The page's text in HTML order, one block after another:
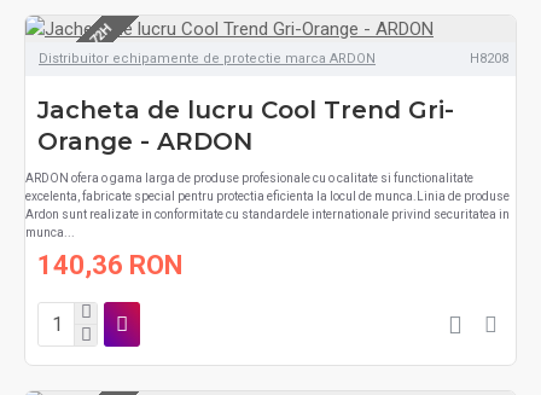
LIVRARE 48-72H
Distribuitor echipamente de protectie marca ARDON H8208
Jacheta de lucru Cool Trend Gri-
Orange - ARDON
ARDON ofera o gama larga de produse profesionale cu o calitate si functionalitate
excelenta, fabricate special pentru protectia eficienta la locul de munca.Linia de produse
Ardon sunt realizate in conformitate cu standardele internationale privind securitatea in
munca...
140,36 RON